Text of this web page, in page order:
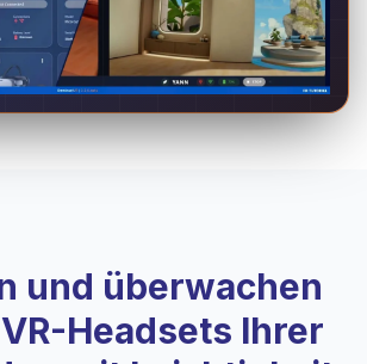
und überwachen
Headsets Ihrer